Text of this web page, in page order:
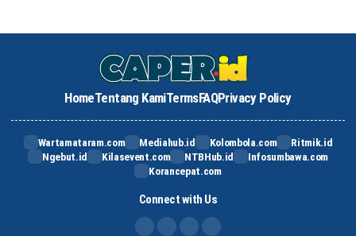
HomeTentang KamiTermsFAQPrivacy Policy
Wartamataram.com Mediahub.id Kolombola.com
Ritmik.id
Ngebut.id
Kilasevent.com NTBHub.id
Infosumbawa.com
Korancepat.com
Connect with Us
FB IG TikTok